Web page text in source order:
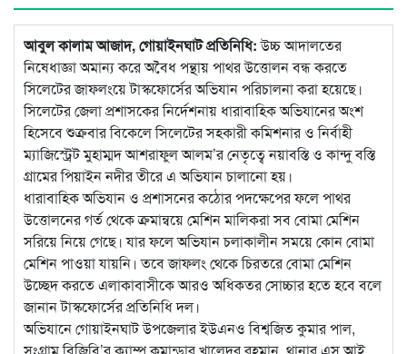
আবুল কালাম আজাদ, গোয়াইনঘাট প্রতিনিধি:উচ্চ আদালতের
নিষেধাজ্ঞা অমান্য করে অবৈধ পন্থায় পাথর উত্তোলন বন্ধ করতে
সিলেটের জাফলংয়ে টাস্কফোর্সের অভিযান পরিচালনা করা হয়েছে।
সিলেটের জেলা প্রশাসকের নির্দেশনায় ধারাবাহিক অভিযানের অংশ
হিসেবে শুক্রবার বিকেলে সিলেটের সহকারী কমিশনার ও নির্বাহী
ম্যাজিস্ট্রেট মুহাম্মদ আশরাফুল আলম’র নেতৃত্বে নয়াবস্তি ও কান্দু বস্তি
গ্রামের পিয়াইন নদীর তীরে এ অভিযান চালানো হয়।
ধারাবাহিক অভিযান ও প্রশাসনের কঠোর পদক্ষেপের ফলে পাথর
উত্তোলনের গর্ত থেকে ক্রমান্বয়ে মেশিন মালিকরা সব বোমা মেশিন
সরিয়ে নিয়ে গেছে। যার ফলে অভিযান চলাকালীন সময়ে কোন বোমা
মেশিন পাওয়া যায়নি। তবে জাফলং থেকে চিরতরে বোমা মেশিন
উচ্ছেদ করতে এলাকাবাসীকে আরও অধিকতর সোচ্চার হতে হবে বলে
জানান টাস্কফোর্সের প্রতিনিধি দল।
অভিযানে গোয়াইনঘাট উপজেলার ইউএনও বিশ্বজিত কুমার পাল,